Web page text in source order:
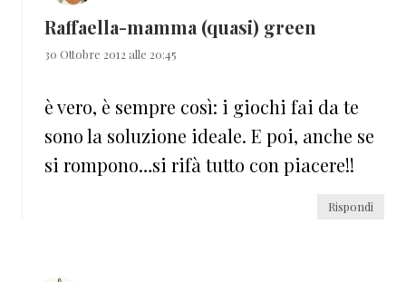
Raffaella-mamma (quasi) green
30 Ottobre 2012 alle 20:45
è vero, è sempre così: i giochi fai da te
sono la soluzione ideale. E poi, anche se
si rompono…si rifà tutto con piacere!!
Rispondi